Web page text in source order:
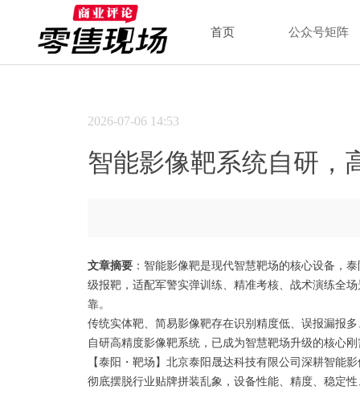
公众号矩阵
首页
智能影像靶系统自研，
文章摘要 ：智能影像靶是现代智慧靶场的核心设备，
级报靶，适配军警实弹训练、精准考核、战术演练全
靠。
传统实体靶、简易影像靶存在识别精度低、误报漏报
自研高精度影像靶系统，已成为智慧靶场升级的核心刚
【泰阳・靶场】北京泰阳晟达科技有限公司深耕智能
彻底摆脱行业贴牌拼装乱象，设备性能、精度、稳定
2026-07-06 14:53